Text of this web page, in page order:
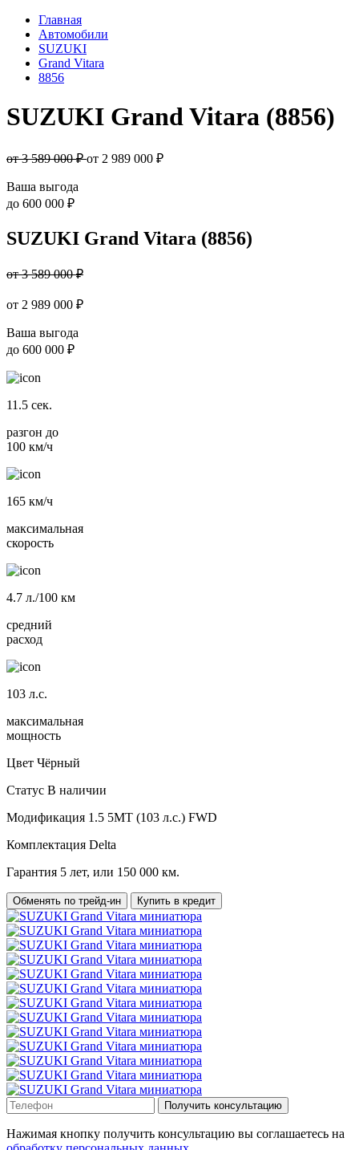
Главная
Автомобили
SUZUKI
Grand Vitara
8856
SUZUKI Grand Vitara (8856)
от 3 589 000 ₽от 2 989 000 ₽
Ваша выгода
до 600 000 ₽
SUZUKI Grand Vitara (8856)
от 3 589 000 ₽
от 2 989 000 ₽
Ваша выгода
до 600 000 ₽
11.5 сек.
разгон до
100 км/ч
165 км/ч
максимальная
скорость
4.7 л./100 км
средний
расход
103 л.с.
максимальная
мощность
Цвет Чёрный
Статус В наличии
Модификация 1.5 5MT (103 л.с.) FWD
Комплектация Delta
Гарантия 5 лет, или 150 000 км.
Обменять по трейд-ин Купить в кредит
Получить консультацию
Нажимая кнопку получить консультацию вы соглашаетесь на